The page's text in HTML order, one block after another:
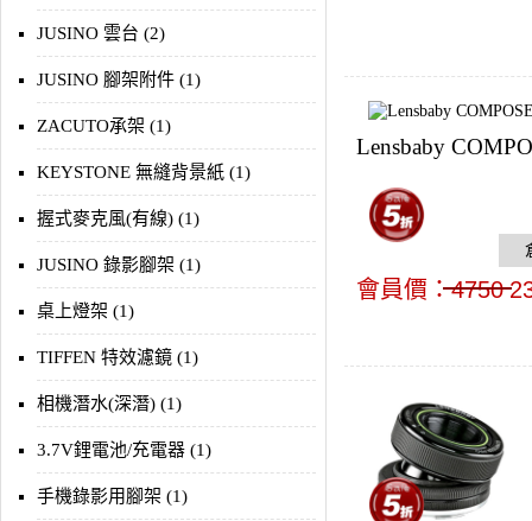
JUSINO 雲台 (2)
JUSINO 腳架附件 (1)
ZACUTO承架 (1)
KEYSTONE 無縫背景紙 (1)
握式麥克風(有線) (1)
JUSINO 錄影腳架 (1)
桌上燈架 (1)
TIFFEN 特效濾鏡 (1)
相機潛水(深潛) (1)
3.7V鋰電池/充電器 (1)
手機錄影用腳架 (1)
Lensbaby
會員價：4750